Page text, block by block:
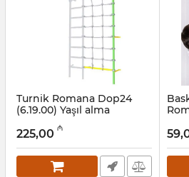
Turnik Romana Dop24
(6.19.00) Yaşıl alma
001002059
225,00 ₼